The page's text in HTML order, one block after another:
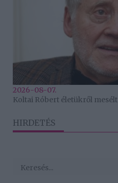
2026-08-07.
Koltai Róbert életükről mesélt
HIRDETÉS